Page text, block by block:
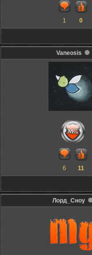
1 0
Vaneosis
6 11
Лорд_Сноу